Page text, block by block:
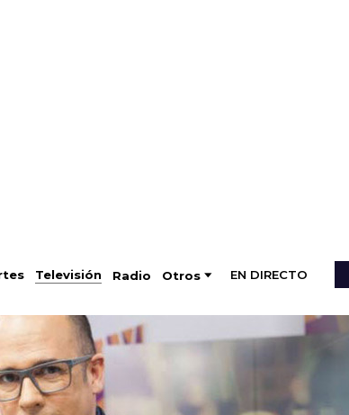
Televisión Radio Otros EN DIRECTO